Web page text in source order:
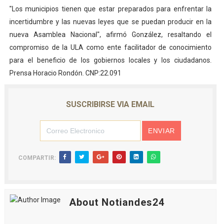
"Los municipios tienen que estar preparados para enfrentar la
incertidumbre y las nuevas leyes que se puedan producir en la
nueva Asamblea Nacional", afirmó González, resaltando el
compromiso de la ULA como ente facilitador de conocimiento
para el beneficio de los gobiernos locales y los ciudadanos.
Prensa Horacio Rondón. CNP:22.091
SUSCRIBIRSE VIA EMAIL
COMPARTIR:
About Notiandes24